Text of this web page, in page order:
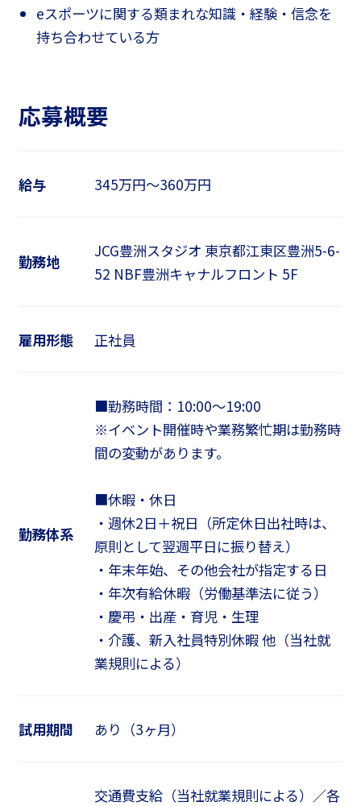
eスポーツに関する類まれな知識・経験・信念を
持ち合わせている方
応募概要
給与 345万円～360万円
勤務地
JCG豊洲スタジオ 東京都江東区豊洲5-6-
52 NBF豊洲キャナルフロント 5F
雇用形態 正社員
勤務体系
■勤務時間：10:00～19:00
※イベント開催時や業務繁忙期は勤務時
間の変動があります。
■休暇・休日
・週休2日＋祝日（所定休日出社時は、
原則として翌週平日に振り替え）
・年末年始、その他会社が指定する日
・年次有給休暇（労働基準法に従う）
・慶弔・出産・育児・生理
・介護、新入社員特別休暇 他（当社就
業規則による）
試用期間 あり（3ヶ月）
交通費支給（当社就業規則による）／各